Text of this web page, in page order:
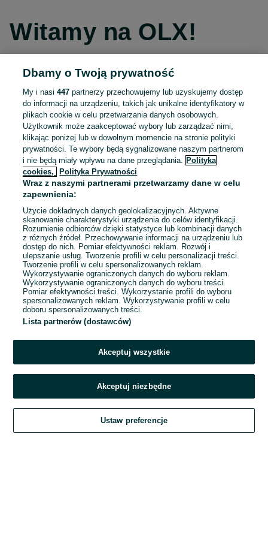
Witamy na OLX!
Kontynuuj przez Facebooka
Kontynuuj przez konto Apple
Kontynuuj przez konto Google
LUB
E-mail
Hasło
Zaloguj się
Kontynuując za pośrednictwem jednego z dostawców wskazanych powyżej,
OLX.pl w jego aktualnym brzmieniu.
Dbamy o Twoją prywatność
My i nasi447 partnerzy przechowujemy lub uzyskujemy dostęp
do informacji na urządzeniu, takich jak unikalne identyfikatory w
plikach cookie w celu przetwarzania danych osobowych.
Użytkownik może zaakceptować wybory lub zarządzać nimi,
klikając poniżej lub w dowolnym momencie na stronie polityki
prywatności. Te wybory będą sygnalizowane naszym partnerom
i nie będą miały wpływu na dane przeglądania.
Polityka
cookies,
Polityka Prywatności
Wraz z naszymi partnerami przetwarzamy dane w celu
zapewnienia:
Użycie dokładnych danych geolokalizacyjnych. Aktywne
skanowanie charakterystyki urządzenia do celów identyfikacji.
Rozumienie odbiorców dzięki statystyce lub kombinacji danych
z różnych źródeł. Przechowywanie informacji na urządzeniu lub
dostęp do nich. Pomiar efektywności reklam. Rozwój i
ulepszanie usług. Tworzenie profili w celu personalizacji treści.
Tworzenie profili w celu spersonalizowanych reklam.
Wykorzystywanie ograniczonych danych do wyboru reklam.
Wykorzystywanie ograniczonych danych do wyboru treści.
Pomiar efektywności treści. Wykorzystanie profili do wyboru
spersonalizowanych reklam. Wykorzystywanie profili w celu
doboru spersonalizowanych treści.
Lista partnerów (dostawców)
Akceptuj wszystkie
Akceptuj niezbędne
Ustaw preferencje